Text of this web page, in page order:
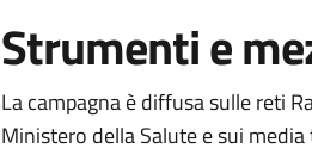
Strumenti e
La campagna è diffusa sulle reti
Ministero della Salute e sui